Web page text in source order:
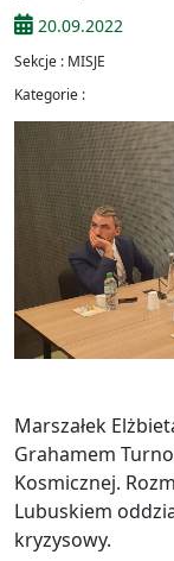
20.09.2022
Sekcje : MISJE
Kategorie :
Marszałek
Grahamem
Kosmicznej.
Lubuskiem
kryzysowy.